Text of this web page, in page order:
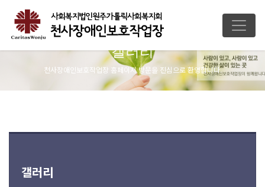
갤러리
천사장애인보호작업장 홈페이지 방문을 진심으로 환영합니다.
갤러리